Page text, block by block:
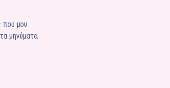
που μου
μηνύματα